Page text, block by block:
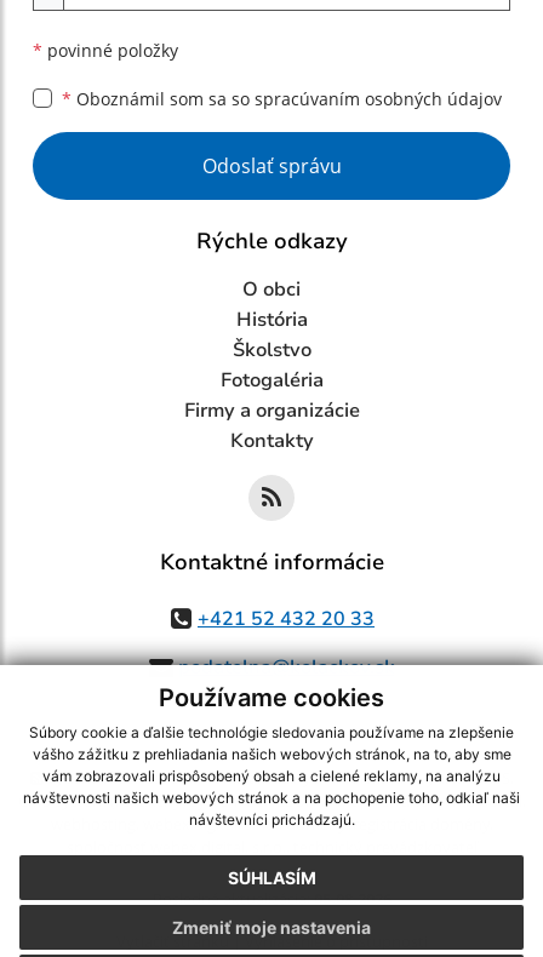
Používame cookies
Súbory cookie a ďalšie technológie sledovania používame na zlepšenie
vášho zážitku z prehliadania našich webových stránok, na to, aby sme
vám zobrazovali prispôsobený obsah a cielené reklamy, na analýzu
návštevnosti našich webových stránok a na pochopenie toho, odkiaľ naši
návštevníci prichádzajú.
SÚHLASÍM
Zmeniť moje nastavenia
* povinné položky
* Oboznámil som sa so spracúvaním osobných údajov
Google reCaptcha Response
Odoslať správu
Rýchle odkazy
O obci
História
Školstvo
Fotogaléria
Firmy a organizácie
Kontakty
Kontaktné informácie
+421 52 432 20 33
podatelna@kolackov.sk
využite možnosť získavania aktuálnych informácií s využitím RSS
CMS systém (redakčný) systém ECHELON 2,Mapa stránok,web portál
webex.digital, s.r.o.,domény,registrácia domény
Posledná aktualizácia:05.08.2026
Vytlačiť stránku|Vyhlásenie o prístupnosti